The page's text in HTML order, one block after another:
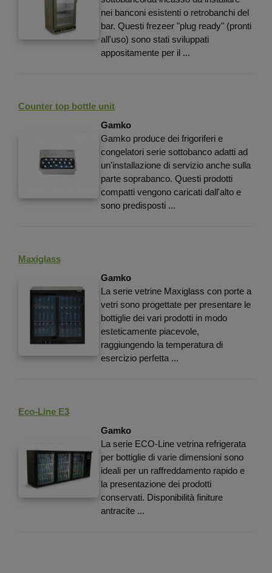
nei banconi esistenti o retrobanchi del
bar. Questi frezeer "plug ready" (pronti
all'uso) sono stati sviluppati
appositamente per il ...
Counter top bottle unit
Gamko
Gamko produce dei frigoriferi e
congelatori serie sottobanco adatti ad
un'installazione di servizio anche sulla
parte soprabanco. Questi prodotti
compatti vengono caricati dall'alto e
sono predisposti ...
Maxiglass
Gamko
La serie vetrine Maxiglass con porte a
vetri sono progettate per presentare le
bottiglie dei vari prodotti in modo
esteticamente piacevole,
raggiungendo la temperatura di
esercizio perfetta ...
Eco-Line E3
Gamko
La serie ECO-Line vetrina refrigerata
per bottiglie di varie dimensioni sono
ideali per un raffreddamento rapido e
la presentazione dei prodotti
conservati. Disponibilità finiture
antracite ...